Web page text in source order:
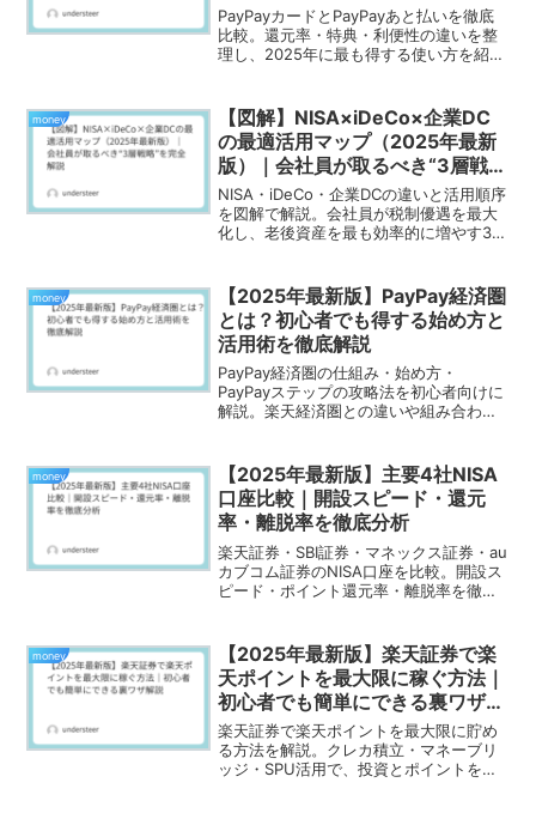
PayPayカードとPayPayあと払いを徹底
比較。還元率・特典・利便性の違いを整
理し、2025年に最も得する使い方を紹
money
【図解】NISA×iDeCo×企業DC
の最適活用マップ（2025年最新
版）｜会社員が取るべき“3層戦
略”を完全解説
NISA・iDeCo・企業DCの違いと活用順序
を図解で解説。会社員が税制優遇を最大
化し、老後資産を最も効率的に増やす3層
money
【2025年最新版】PayPay経済圏
とは？初心者でも得する始め方と
活用術を徹底解説
PayPay経済圏の仕組み・始め方・
PayPayステップの攻略法を初心者向けに
解説。楽天経済圏との違いや組み合わせ
money
【2025年最新版】主要4社NISA
口座比較｜開設スピード・還元
率・離脱率を徹底分析
楽天証券・SBI証券・マネックス証券・au
カブコム証券のNISA口座を比較。開設ス
ピード・ポイント還元率・離脱率を徹底
money
【2025年最新版】楽天証券で楽
天ポイントを最大限に稼ぐ方法｜
初心者でも簡単にできる裏ワザ解
説
楽天証券で楽天ポイントを最大限に貯め
る方法を解説。クレカ積立・マネーブリ
ッジ・SPU活用で、投資とポイントを同